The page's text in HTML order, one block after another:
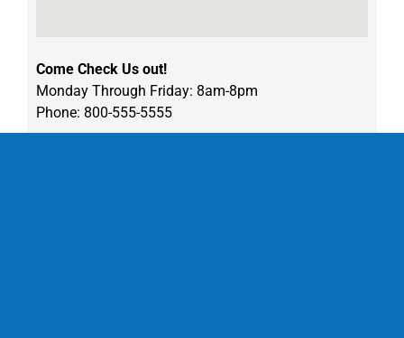
Come Check Us out!
Monday Through Friday: 8am-8pm
Phone: 800-555-5555